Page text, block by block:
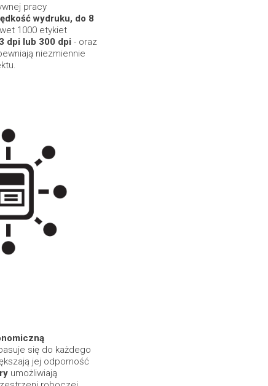
pracy
wydruku, do 8
1000 etykiet
dpi lub 300 dpi - oraz
niezmiennie
się do każdego
jej odporność
umożliwiają